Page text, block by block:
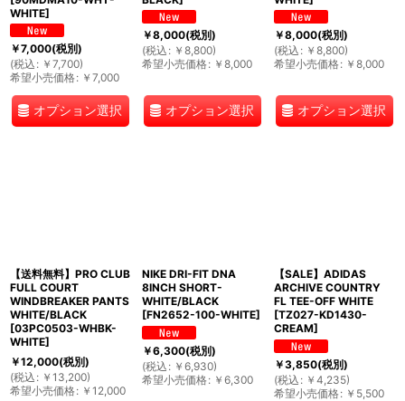
WHITE]
￥7,000(税別)
(税込 : ￥ 7,700)
希望小売価格: ￥ 7,000
オプション選択
￥8,000(税別)
(税込 : ￥ 8,800)
希望小売価格: ￥ 8,000
オプション選択
￥8,000(税別)
(税込 : ￥ 8,800)
希望小売価格: ￥ 8,000
オプション選択
【送料無料】PRO CLUB
FULL COURT
WINDBREAKER PANTS
WHITE/BLACK
[03PC0503-WHBK-
WHITE]
￥12,000(税別)
(税込 : ￥ 13,200)
希望小売価格: ￥ 12,000
NIKE DRI-FIT DNA
8INCH SHORT-
WHITE/BLACK
[FN2652-100-WHITE]
￥6,300(税別)
(税込 : ￥ 6,930)
希望小売価格: ￥ 6,300
【SALE】ADIDAS
ARCHIVE COUNTRY
FL TEE-OFF WHITE
[TZ027-KD1430-
CREAM]
￥3,850(税別)
(税込 : ￥ 4,235)
希望小売価格: ￥ 5,500